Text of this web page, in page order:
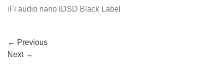
iFi audio nano iDSD Black Label
← Previous
Next →